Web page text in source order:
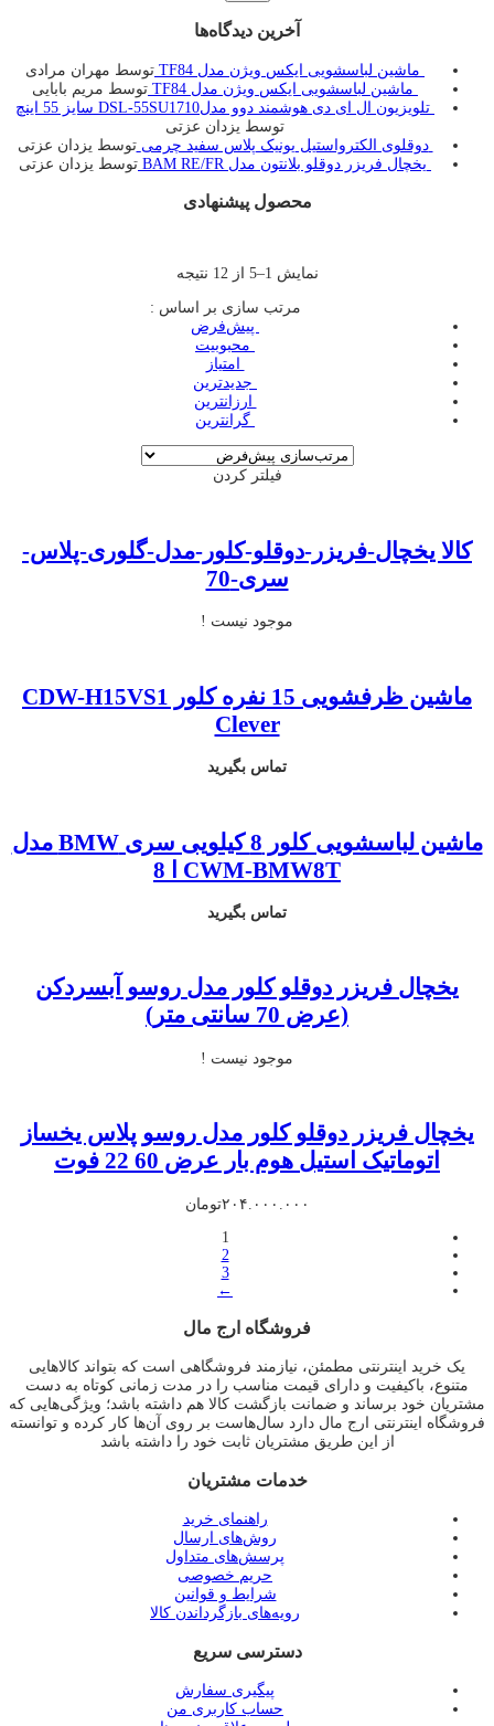
آخرین دیدگاه‌ها
ماشین لباسشویی ایکس ویژن مدل TF84
توسط مهران مرادی
ماشین لباسشویی ایکس ویژن مدل TF84
توسط مریم بابایی
تلویزیون ال ای دی هوشمند دوو مدلDSL-55SU1710 سایز 55 اینچ
توسط یزدان عزتی
دوقلوی الکترواستیل یونیک پلاس سفید چرمی توسط یزدان عزتی
یخچال فريزر دوقلو بلانتون مدل BAM RE/FR
توسط یزدان عزتی
محصول پیشنهادی
نمایش 1–5 از 12 نتیجه
مرتب سازی بر اساس :
‌ پیش‌فرض
‌ محبوبیت
‌ امتیاز
‌ جدیدترین
‌ ارزانترین
‌ گرانترین
فیلتر کردن
کالا یخچال-فریزر-دوقلو-کلور-مدل-گلوری-پلاس-
سری-70
موجود نیست !
ماشین ظرفشویی 15 نفره کلور CDW-H15VS1
Clever
تماس بگیرید
ماشین لباسشویی کلور 8 کیلویی سری BMW مدل
CWM-BMW8T ا 8
تماس بگیرید
یخچال فریزر دوقلو کلور مدل روسو آبسردکن
(عرض 70 سانتی متر)
موجود نیست !
یخچال فریزر دوقلو کلور مدل روسو پلاس یخساز
اتوماتیک استیل هوم بار عرض 60 22 فوت
۲۰۴.۰۰۰.۰۰۰تومان
1
2
3
←
فروشگاه ارج مال
یک خرید اینترنتی مطمئن، نیازمند فروشگاهی است که بتواند کالاهایی
متنوع، باکیفیت و دارای قیمت مناسب را در مدت زمانی کوتاه به دست
مشتریان خود برساند و ضمانت بازگشت کالا هم داشته باشد؛ ویژگی‌هایی که
فروشگاه اینترنتی ارج مال دارد سال‌هاست بر روی آن‌ها کار کرده و توانسته
از این طریق مشتریان ثابت خود را داشته باشد
خدمات مشتریان
راهنمای خرید
روش‌های ارسال
پرسش‌های متداول
حریم خصوصی
شرایط و قوانین
رویه‌های بازگرداندن کالا
دسترسی سریع
پیگیری سفارش
حساب کاربری من